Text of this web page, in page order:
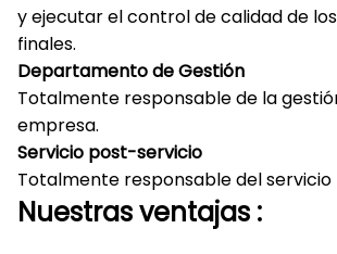
y ejecutar el control de calidad de
finales.
Departamento de Gestión
Totalmente responsable de la
empresa.
Servicio post-servicio
Totalmente responsable del
Nuestrasventajas :